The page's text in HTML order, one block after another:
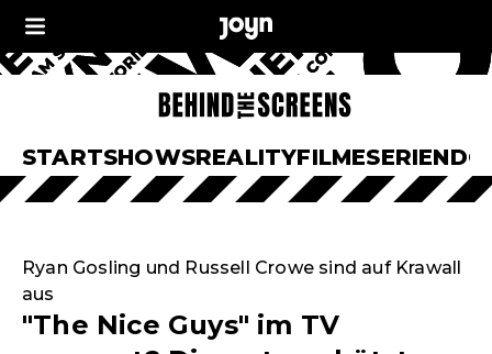
STARTSHOWSREALITYFILMESERIEN
Ryan Gosling und Russell Crowe sind auf Krawall
aus
"The Nice Guys" im TV